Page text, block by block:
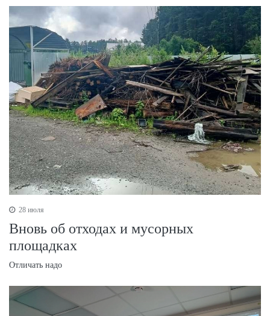
28 июля
Вновь об отходах и мусорных
площадках
Отличать надо